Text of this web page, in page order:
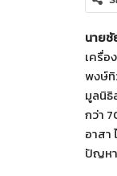
นาย
เครื่อ
พงษ์ทิ
มูลนิธิ
กว่า
อาสา
ปัญหา